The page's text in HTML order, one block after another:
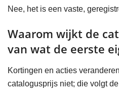
Nee, het is een vaste,
Waarom wijkt de
van wat de eerste
Kortingen en acties
catalogusprijs niet; die volgt